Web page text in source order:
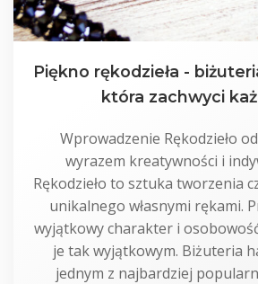
Piękno rękodzieła -
która zachwyci
Wprowadzenie Rękodzieło
wyrazem kreatywności i
Rękodzieło to sztuka tworzenia
unikalnego własnymi rękami.
wyjątkowy charakter i
je tak wyjątkowym. Biżuteria
jednym z najbardziej